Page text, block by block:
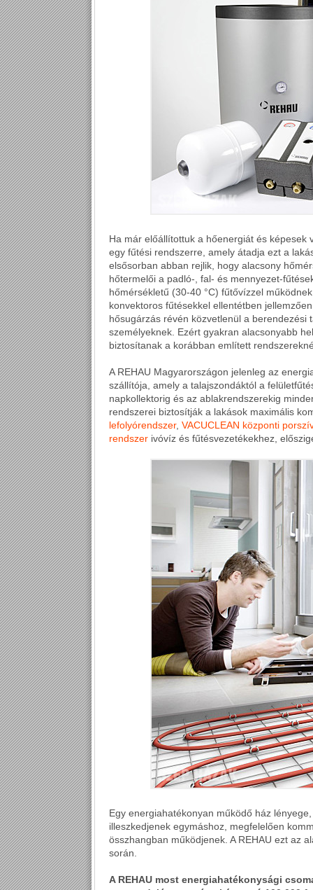
Ha már előállítottuk a hőenergiát és
egy fűtési rendszerre, amely átadja ezt a
elsősorban abban rejlik, hogy alacsony
hőtermelői a padló-, fal- és mennyezet-
hőmérsékletű (30-40 °C) fűtővízzel
konvektoros fűtésekkel ellentétben
hősugárzás révén közvetlenül a berendezési
személyeknek. Ezért gyakran alacsonyabb
biztosítanak a korábban említett
A REHAU Magyarországon jelenleg az
szállítója, amely a talajszondáktól a
napkollektorig és az ablakrendszerekig
rendszerei biztosítják a lakások maximális
lefolyórendszer, VACUCLEAN központi
rendszer ivóvíz és fűtésvezetékekhez,
Egy energiahatékonyan működő ház
illeszkedjenek egymáshoz, megfelelően
összhangban működjenek. A REHAU ezt az
során.
A REHAU most energiahatékonysági